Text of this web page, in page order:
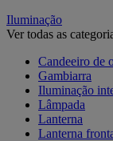
Iluminação
Ver todas as
Candeeiro de
Gambiarra
Iluminação
Lâmpada
Lanterna
Lanterna